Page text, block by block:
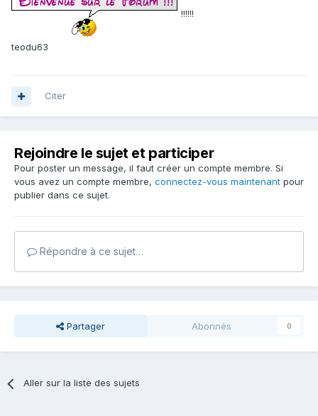
!!!!!!
teodu63
Citer
Rejoindre le sujet et participer
Pour poster un message, il faut créer un compte membre. Si
vous avez un compte membre, connectez-vous maintenant pour
publier dans ce sujet.
Répondre à ce sujet…
Partager Abonnés 0
Aller sur la liste des sujets